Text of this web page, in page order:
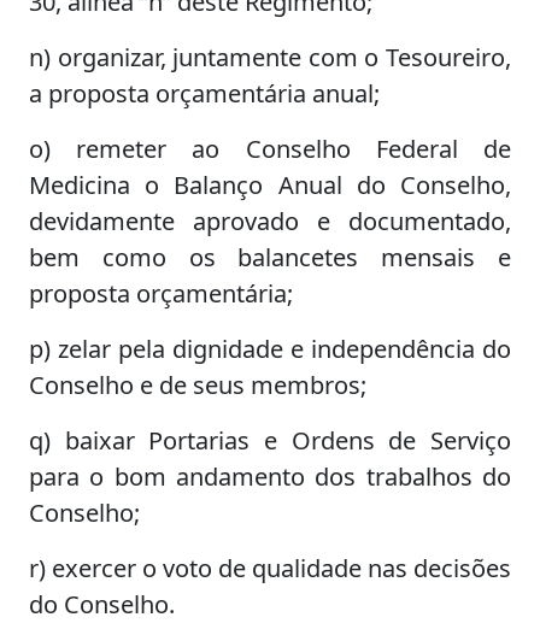
n) organizar, juntamente com o Tesoureiro,
a proposta orçamentária anual;
o) remeter ao Conselho Federal de
Medicina o Balanço Anual do Conselho,
devidamente aprovado e documentado,
bem como os balancetes mensais e
proposta orçamentária;
p) zelar pela dignidade e independência do
Conselho e de seus membros;
q) baixar Portarias e Ordens de Serviço
para o bom andamento dos trabalhos do
Conselho;
r) exercer o voto de qualidade nas decisões
do Conselho.